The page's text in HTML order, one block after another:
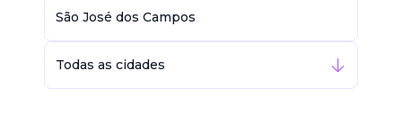
São José dos Campos
Todas as cidades